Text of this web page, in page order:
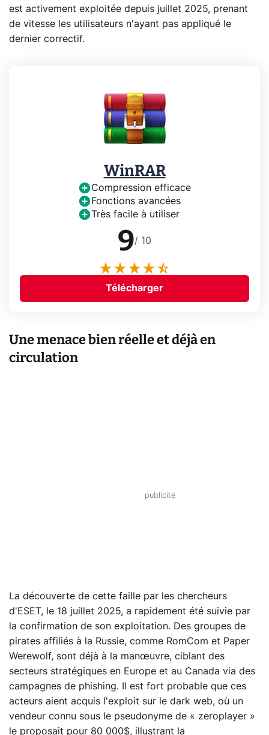
est activement exploitée depuis juillet 2025, prenant
de vitesse les utilisateurs n'ayant pas appliqué le
dernier correctif.
WinRAR
Compression efficace
Fonctions avancées
Très facile à utiliser
9/ 10
Télécharger
Une menace bien réelle et déjà en
circulation
La découverte de cette faille par les chercheurs
d'ESET, le 18 juillet 2025, a rapidement été suivie par
la confirmation de son exploitation. Des groupes de
pirates affiliés à la Russie, comme RomCom et Paper
Werewolf, sont déjà à la manœuvre, ciblant des
secteurs stratégiques en Europe et au Canada via des
campagnes de phishing. Il est fort probable que ces
acteurs aient acquis l'exploit sur le dark web, où un
vendeur connu sous le pseudonyme de « zeroplayer »
le proposait pour 80 000$, illustrant la